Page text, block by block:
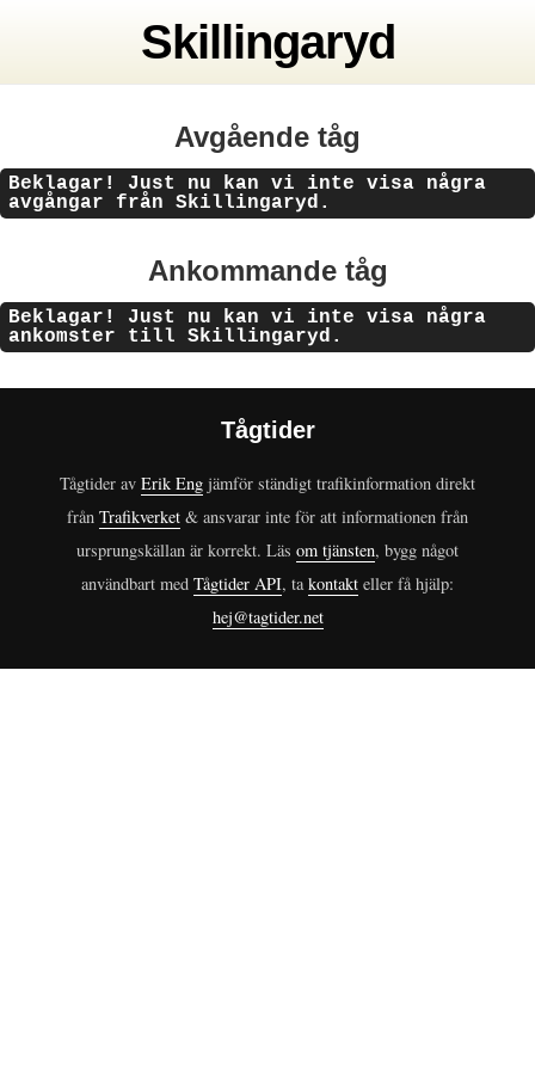
Skillingaryd
Avgående tåg
Beklagar! Just nu kan vi inte visa några
avgångar från Skillingaryd.
Ankommande tåg
Beklagar! Just nu kan vi inte visa några
ankomster till Skillingaryd.
Tågtider
Tågtider av Erik Eng jämför ständigt trafikinformation direkt
från Trafikverket & ansvarar inte för att informationen från
ursprungskällan är korrekt. Läs om tjänsten, bygg något
användbart med Tågtider API, takontakt eller få hjälp:
hej@tagtider.net